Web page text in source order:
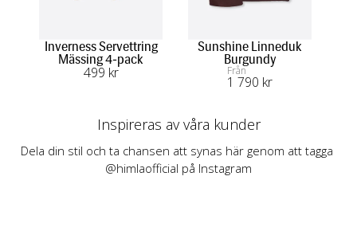
Inverness Servettring
Mässing 4-pack
499 kr
Sunshine Linneduk
Burgundy
Från
1 790 kr
Inspireras av våra kunder
Dela din stil och ta chansen att synas här genom att tagga
@himlaofficial på Instagram